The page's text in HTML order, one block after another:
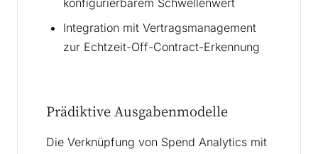
konfigurierbarem Schwellenwert
Integration mit Vertragsmanagement
zur Echtzeit-Off-Contract-Erkennung
Prädiktive Ausgabenmodelle
Die Verknüpfung von Spend Analytics mit